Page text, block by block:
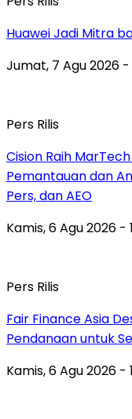
Huawei Jadi Mitra
Jumat, 7 Agu 2026 -
Pers Rilis
Cision Raih
Pemantauan dan
Pers, dan AEO
Kamis, 6 Agu 2026 -
Pers Rilis
Fair Finance Asia
Pendanaan untuk
Kamis, 6 Agu 2026 -